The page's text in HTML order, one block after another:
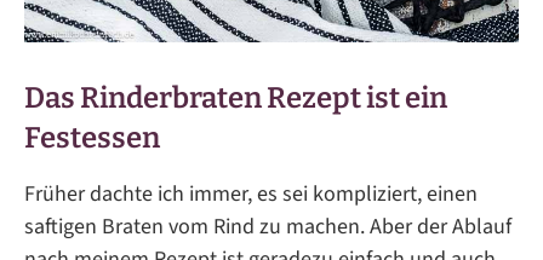
Das Rinderbraten Rezept ist ein
Festessen
Früher dachte ich immer, es sei kompliziert, einen
saftigen Braten vom Rind zu machen. Aber der Ablauf